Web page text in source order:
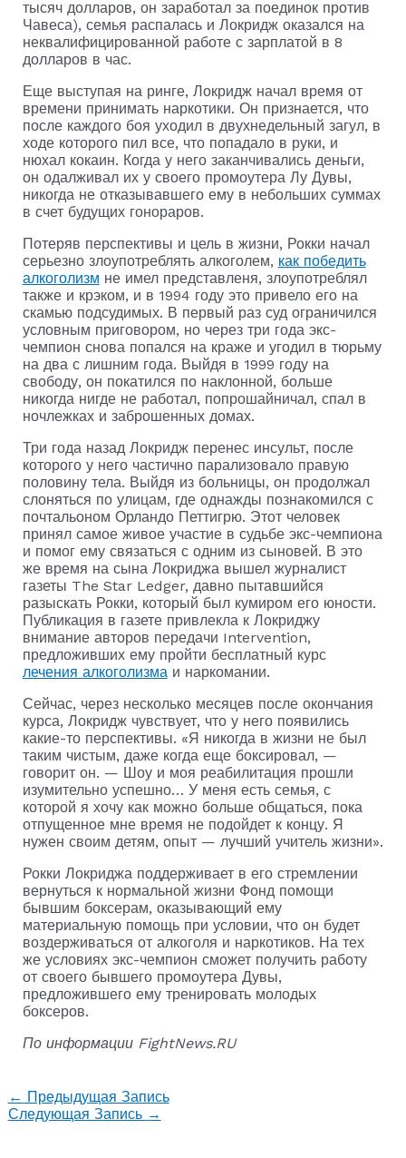
тысяч долларов, он заработал за поединок против
Чавеса), семья распалась и Локридж оказался на
неквалифицированной работе с зарплатой в 8
долларов в час.
Еще выступая на ринге, Локридж начал время от
времени принимать наркотики. Он признается, что
после каждого боя уходил в двухнедельный загул, в
ходе которого пил все, что попадало в руки, и
нюхал кокаин. Когда у него заканчивались деньги,
он одалживал их у своего промоутера Лу Дувы,
никогда не отказывавшего ему в небольших суммах
в счет будущих гонораров.
Потеряв перспективы и цель в жизни, Рокки начал
серьезно злоупотреблять алкоголем, как победить
алкоголизм не имел представленя, злоупотреблял
также и крэком, и в 1994 году это привело его на
скамью подсудимых. В первый раз суд ограничился
условным приговором, но через три года экс-
чемпион снова попался на краже и угодил в тюрьму
на два с лишним года. Выйдя в 1999 году на
свободу, он покатился по наклонной, больше
никогда нигде не работал, попрошайничал, спал в
ночлежках и заброшенных домах.
Три года назад Локридж перенес инсульт, после
которого у него частично парализовало правую
половину тела. Выйдя из больницы, он продолжал
слоняться по улицам, где однажды познакомился с
почтальоном Орландо Петтигрю. Этот человек
принял самое живое участие в судьбе экс-чемпиона
и помог ему связаться с одним из сыновей. В это
же время на сына Локриджа вышел журналист
газеты The Star Ledger, давно пытавшийся
разыскать Рокки, который был кумиром его юности.
Публикация в газете привлекла к Локриджу
внимание авторов передачи Intervention,
предложивших ему пройти бесплатный курс
лечения алкоголизма и наркомании.
Сейчас, через несколько месяцев после окончания
курса, Локридж чувствует, что у него появились
какие-то перспективы. «Я никогда в жизни не был
таким чистым, даже когда еще боксировал, —
говорит он. — Шоу и моя реабилитация прошли
изумительно успешно… У меня есть семья, с
которой я хочу как можно больше общаться, пока
отпущенное мне время не подойдет к концу. Я
нужен своим детям, опыт — лучший учитель жизни».
Рокки Локриджа поддерживает в его стремлении
вернуться к нормальной жизни Фонд помощи
бывшим боксерам, оказывающий ему
материальную помощь при условии, что он будет
воздерживаться от алкоголя и наркотиков. На тех
же условиях экс-чемпион сможет получить работу
от своего бывшего промоутера Дувы,
предложившего ему тренировать молодых
боксеров.
По информации FightNews.RU
← Предыдущая Запись
Следующая Запись →